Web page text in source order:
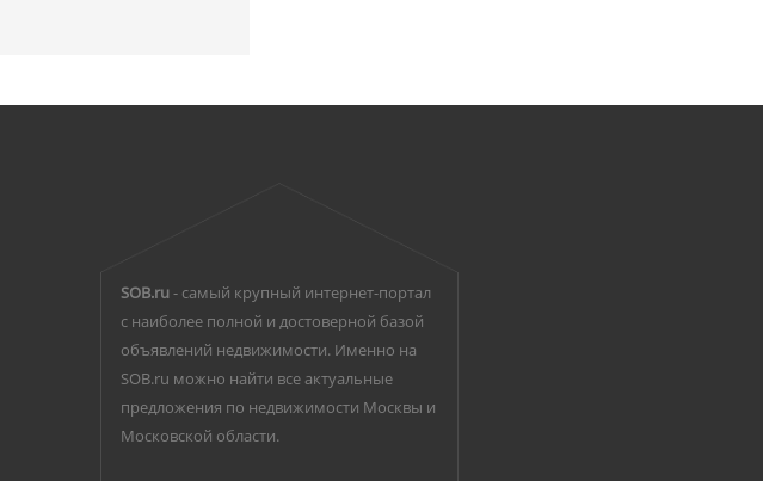
SOB.ru- самый крупный интернет-портал
с наиболее полной и достоверной базой
объявлений недвижимости. Именно на
SOB.ru можно найти все актуальные
предложения по недвижимости Москвы и
Московской области.